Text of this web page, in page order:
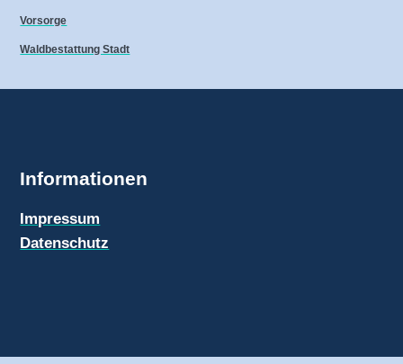
Vorsorge
Waldbestattung Stadt
Informationen
Impressum
Datenschutz